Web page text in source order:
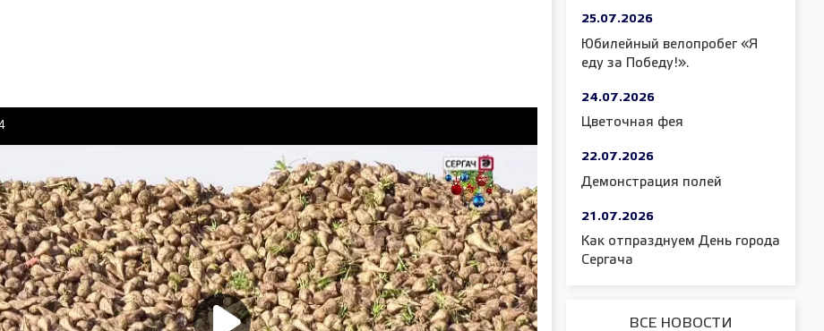
25.07.2026
Юбилейный велопробег «Я
еду за Победу!».
24.07.2026
Цветочная фея
22.07.2026
Демонстрация полей
21.07.2026
Как отпразднуем День города
Сергача
ВСЕ НОВОСТИ